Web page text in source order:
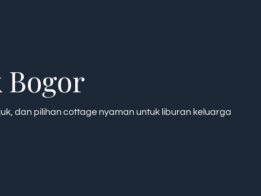
Bogor
dan pilihan cottage nyaman untuk liburan keluarga